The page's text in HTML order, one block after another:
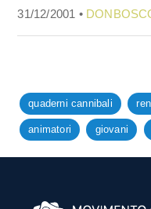
31/12/2001 •
quaderni cannibali
animatori giovani